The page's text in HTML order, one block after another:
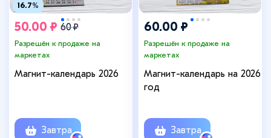
16.7%
50.00 ₽ 60 ₽
Разрешён к продаже на
маркетах
Магнит-календарь 2026
Завтра
60.00 ₽
Разрешён к продаже на
маркетах
Магнит-календарь на 2026
год
Завтра